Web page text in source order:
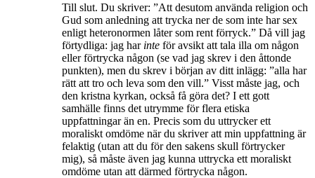
Till slut. Du skriver: ”Att desutom använda religion och
Gud som anledning att trycka ner de som inte har sex
enligt heteronormen låter som rent förryck.” Då vill jag
förtydliga: jag har inte för avsikt att tala illa om någon
eller förtrycka någon (se vad jag skrev i den åttonde
punkten), men du skrev i början av ditt inlägg: ”alla har
rätt att tro och leva som den vill.” Visst måste jag, och
den kristna kyrkan, också få göra det? I ett gott
samhälle finns det utrymme för flera etiska
uppfattningar än en. Precis som du uttrycker ett
moraliskt omdöme när du skriver att min uppfattning är
felaktig (utan att du för den sakens skull förtrycker
mig), så måste även jag kunna uttrycka ett moraliskt
omdöme utan att därmed förtrycka någon.